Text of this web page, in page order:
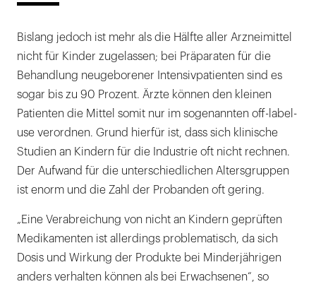
Bislang jedoch ist mehr als die Hälfte aller Arzneimittel
nicht für Kinder zugelassen; bei Präparaten für die
Behandlung neugeborener Intensivpatienten sind es
sogar bis zu 90 Prozent. Ärzte können den kleinen
Patienten die Mittel somit nur im sogenannten off-label-
use verordnen. Grund hierfür ist, dass sich klinische
Studien an Kindern für die Industrie oft nicht rechnen.
Der Aufwand für die unterschiedlichen Altersgruppen
ist enorm und die Zahl der Probanden oft gering.
„Eine Verabreichung von nicht an Kindern geprüften
Medikamenten ist allerdings problematisch, da sich
Dosis und Wirkung der Produkte bei Minderjährigen
anders verhalten können als bei Erwachsenen“, so